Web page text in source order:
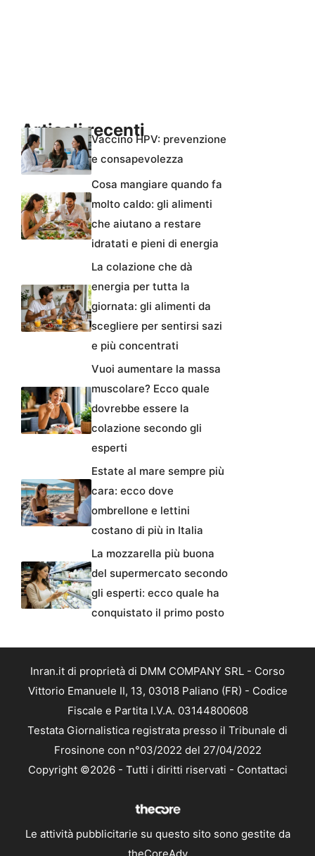
Articoli recentiVaccino HPV: prevenzione
e consapevolezza
Cosa mangiare quando fa
molto caldo: gli alimenti
che aiutano a restare
idratati e pieni di energia
La colazione che dà
energia per tutta la
giornata: gli alimenti da
scegliere per sentirsi sazi
e più concentrati
Vuoi aumentare la massa
muscolare? Ecco quale
dovrebbe essere la
colazione secondo gli
esperti
Estate al mare sempre più
cara: ecco dove
ombrellone e lettini
costano di più in Italia
La mozzarella più buona
del supermercato secondo
gli esperti: ecco quale ha
conquistato il primo posto
Inran.it di proprietà di DMM COMPANY SRL - Corso
Vittorio Emanuele II, 13, 03018 Paliano (FR) - Codice
Fiscale e Partita I.V.A. 03144800608
Testata Giornalistica registrata presso il Tribunale di
Frosinone con n°03/2022 del 27/04/2022
Copyright ©2026 - Tutti i diritti riservati - Contattaci
Le attività pubblicitarie su questo sito sono gestite da